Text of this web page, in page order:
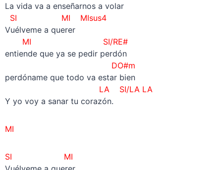
La vida va a enseñarnos a volar
SI
MI MIsus4
Vuélveme a querer
MI SI/RE#
entiende que ya se pedir perdón
DO#m
perdóname que todo va estar bien
LA SI/LA LA
Y yo voy a sanar tu corazón.
MI
SI MI